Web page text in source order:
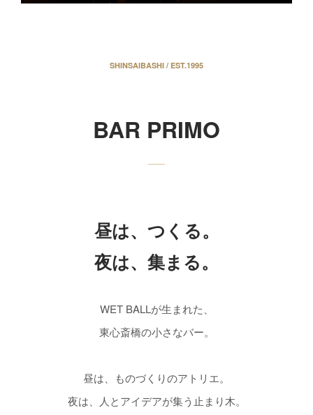
SHINSAIBASHI / EST.1995
BAR PRIMO
昼は、つくる。
夜は、集まる。
WET BALLが生まれた、
東心斎橋の小さなバー。
昼は、ものづくりのアトリエ。
夜は、人とアイデアが集う止まり木。